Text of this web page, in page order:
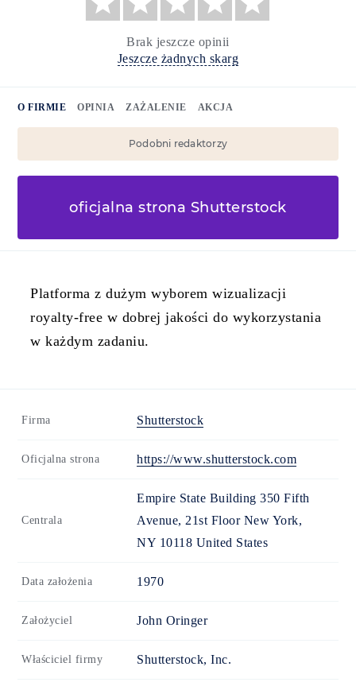
Brak jeszcze opinii
Jeszcze żadnych skarg
O FIRMIE OPINIA ZAŻALENIE AKCJA
Podobni redaktorzy
oficjalna strona Shutterstock
Platforma z dużym wyborem wizualizacji
royalty-free w dobrej jakości do wykorzystania
w każdym zadaniu.
Firma Shutterstock
Oficjalna strona https://www.shutterstock.com
Centrala
Empire State Building 350 Fifth
Avenue, 21st Floor New York,
NY 10118 United States
Data założenia 1970
Założyciel John Oringer
Właściciel firmy Shutterstock, Inc.